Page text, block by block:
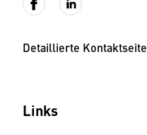
Detaillierte Kontaktseite
Links